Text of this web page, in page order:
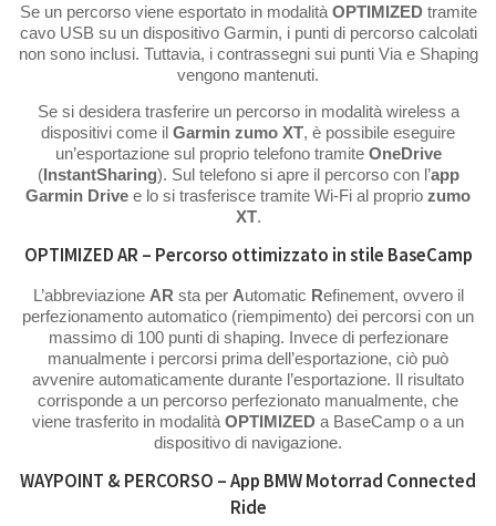
Se un percorso viene esportato in modalità OPTIMIZEDtramite
cavo USB su un dispositivo Garmin, i punti di percorso calcolati
non sono inclusi. Tuttavia, i contrassegni sui punti Via e Shaping
vengono mantenuti.
Se si desidera trasferire un percorso in modalità wireless a
dispositivi come il Garmin zumo XT, è possibile eseguire
un’esportazione sul proprio telefono tramite OneDrive
(InstantSharing). Sul telefono si apre il percorso con l’app
Garmin Drive e lo si trasferisce tramite Wi-Fi al proprio zumo
XT.
OPTIMIZED AR – Percorso ottimizzato in stile BaseCamp
L’abbreviazione AR sta per Automatic Refinement, ovvero il
perfezionamento automatico (riempimento) dei percorsi con un
massimo di 100 punti di shaping. Invece di perfezionare
manualmente i percorsi prima dell’esportazione, ciò può
avvenire automaticamente durante l’esportazione. Il risultato
corrisponde a un percorso perfezionato manualmente, che
viene trasferito in modalità OPTIMIZED a BaseCamp o a un
dispositivo di navigazione.
WAYPOINT & PERCORSO – App BMW Motorrad Connected
Ride